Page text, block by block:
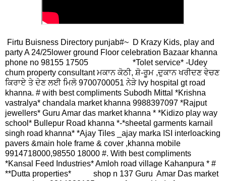
Firtu Buisness Directory punjab#~ D Krazy Kids, play and
party A 24/25lower ground Floor celebration Bazaar khanna
phone no 98155 17505 *Tolet service* -Udey
chum property consultant ਮਕਾਨ ਕੋਠੀ, ਸ਼ੋ-ਰੂਮ ,ਦੁਕਾਨ ਖਰੀਦਣ ਵੇਚਣ
ਕਿਰਾਏ ਤੇ ਦੇਣ ਲਈ ਮਿਲੋ 9700700051 ਨੇੜੇ lvy hospital gt road
khanna. # with best compliments Subodh Mittal *Krishna
vastralya* chandala market khanna 9988397097 *Rajput
jewellers* Guru Amar das market khanna * *Kidizo play way
school* Bullepur Road khanna *-*sheetal garments karnail
singh road khanna* *Ajay Tiles _ajay marka ISI interloacking
pavers &main hole frame & cover ,khanna mobile
9914718000,98550 18000 #. With best compliments
*Kansal Feed Industries* Amloh road village Kahanpura * #
**Dutta properties* shop n 137 Guru Amar Das market